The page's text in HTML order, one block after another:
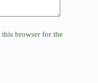
browser for the